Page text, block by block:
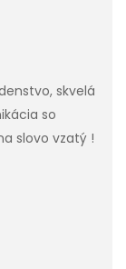
skvelá
so
slovo vzatý !